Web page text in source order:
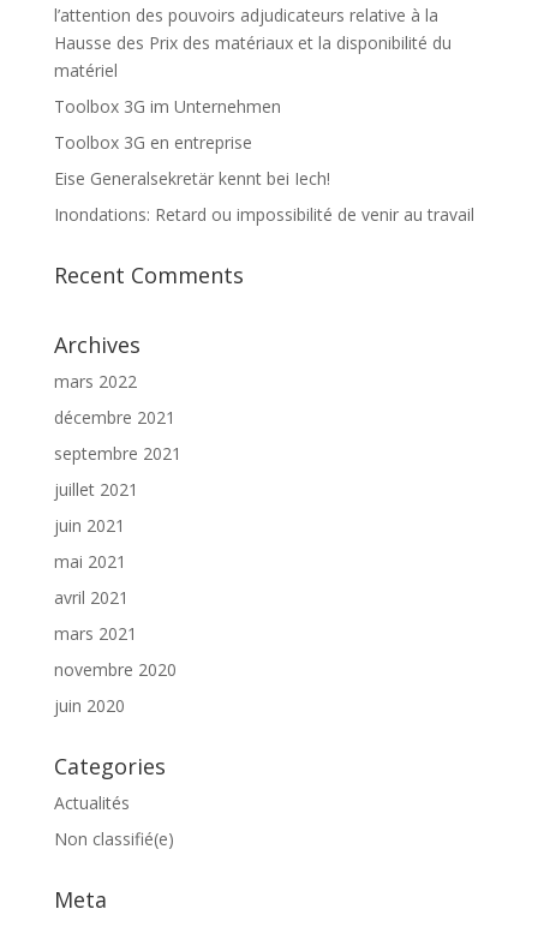
l’attention des pouvoirs adjudicateurs relative à la
Hausse des Prix des matériaux et la disponibilité du
matériel
Toolbox 3G im Unternehmen
Toolbox 3G en entreprise
Eise Generalsekretär kennt bei Iech!
Inondations: Retard ou impossibilité de venir au travail
Recent Comments
Archives
mars 2022
décembre 2021
septembre 2021
juillet 2021
juin 2021
mai 2021
avril 2021
mars 2021
novembre 2020
juin 2020
Categories
Actualités
Non classifié(e)
Meta